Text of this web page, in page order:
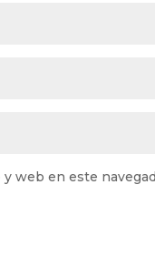
web en este